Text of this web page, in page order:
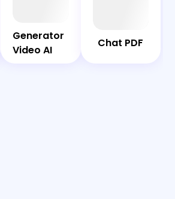
Generator
Video AI
Chat PDF
Generator
Video AI